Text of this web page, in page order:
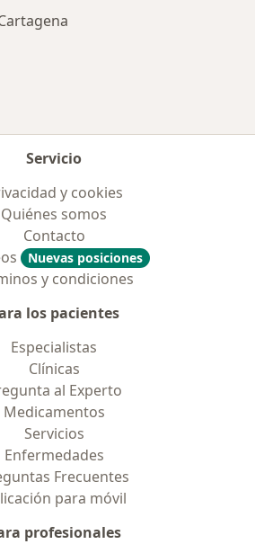
Servicio
y cookies
Quiénes somos
Contacto
Nuevas posiciones
y condiciones
los pacientes
Especialistas
Clínicas
al Experto
Medicamentos
Servicios
Enfermedades
Frecuentes
para móvil
profesionales